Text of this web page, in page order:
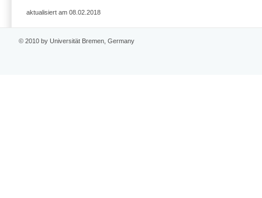
aktualisiert am 08.02.2018
© 2010 by Universität Bremen, Germany